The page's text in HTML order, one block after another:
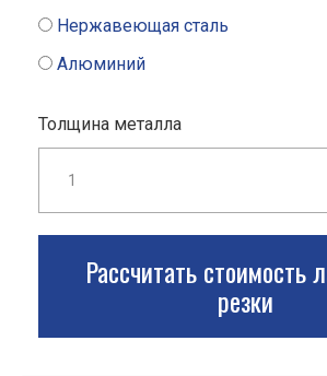
Нержавеющая сталь
Алюминий
Толщина металла
Рассчитать стоимость
резки